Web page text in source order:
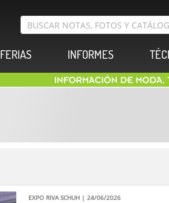
FERIAS INFORMES
EXPO RIVA SCHUH | 24/06/2026